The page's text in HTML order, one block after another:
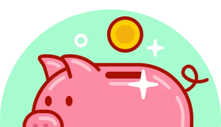
wynikających z ustawy o podatku tonażowym
lub ustawy o aktywizacji przemysłu
okrętowego i przemysłów
komplementarnych.
Kwota wolna od podatku
Kwotą wolną od podatku